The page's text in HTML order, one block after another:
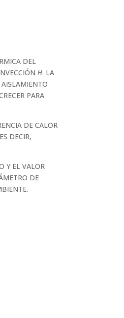
DEL
H. LA
PARA
DE CALOR
DECIR,
Y EL VALOR
DE